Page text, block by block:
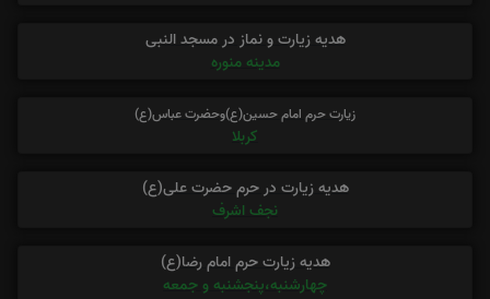
هدیه زیارت و نماز در مسجد النبی
مدینه منوره
زیارت حرم امام حسین(ع)وحضرت عباس(ع)
کربلا
هدیه زیارت در حرم حضرت علی(ع)
نجف اشرف
هدیه زیارت حرم امام رضا(ع)
چهارشنبه،پنجشنبه و جمعه